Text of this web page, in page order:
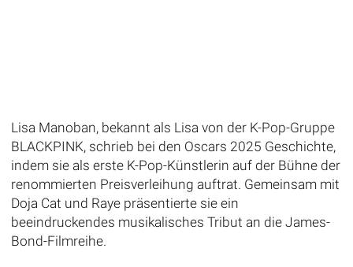
Lisa Manoban, bekannt als Lisa von der K-Pop-Gruppe
BLACKPINK, schrieb bei den Oscars 2025 Geschichte,
indem sie als erste K-Pop-Künstlerin auf der Bühne der
renommierten Preisverleihung auftrat. Gemeinsam mit
Doja Cat und Raye präsentierte sie ein
beeindruckendes musikalisches Tribut an die James-
Bond-Filmreihe.